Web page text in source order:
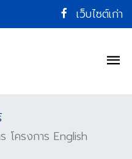
เว็บไซต์เก่า
โครงการ English